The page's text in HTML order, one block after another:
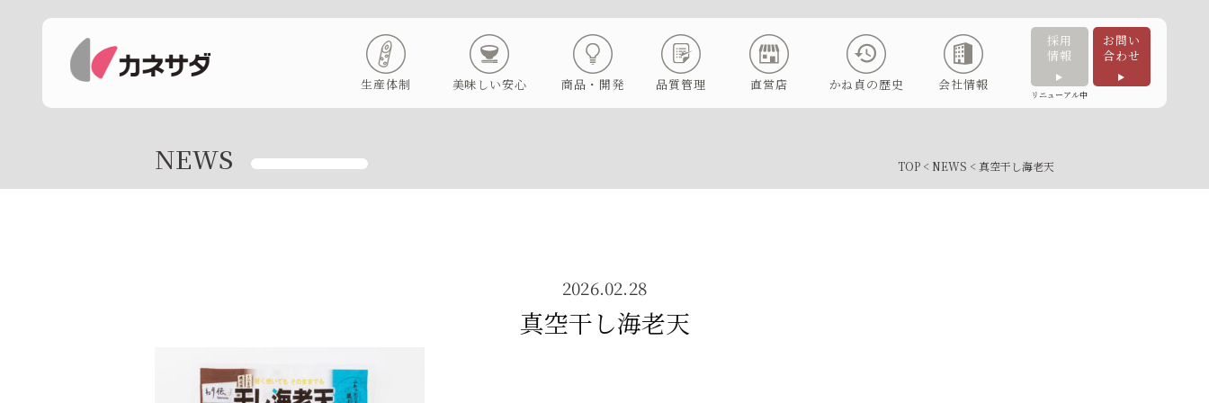
生産体制 美味しい安心 商品・開発 品質管理 直営店 かね貞の歴史 会社情報
採用
情報
リニューアル中
お問い
合わせ
NEWS TOP < NEWS < 真空干し海老天
2026.02.28
真空干し海老天